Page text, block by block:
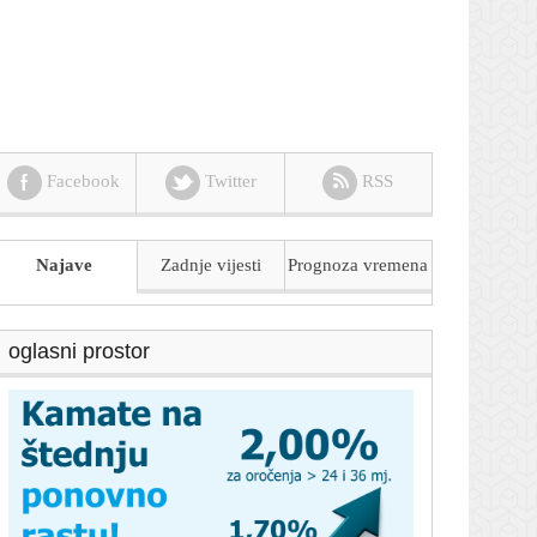
Facebook Twitter RSS
Najave Zadnje vijesti Prognoza vremena
oglasni prostor